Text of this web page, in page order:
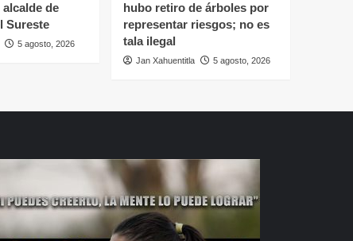
de
Sureste
5 agosto, 2026
hubo retiro de árboles por
representar riesgos; no es
tala ilegal
Jan Xahuentitla 5 agosto, 2026